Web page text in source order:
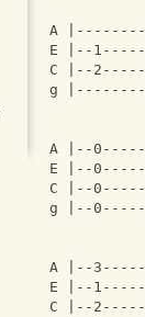
A
E |--
C |--
g
A |--
E |--
C |--
g |--
A |--
E |--
C |--